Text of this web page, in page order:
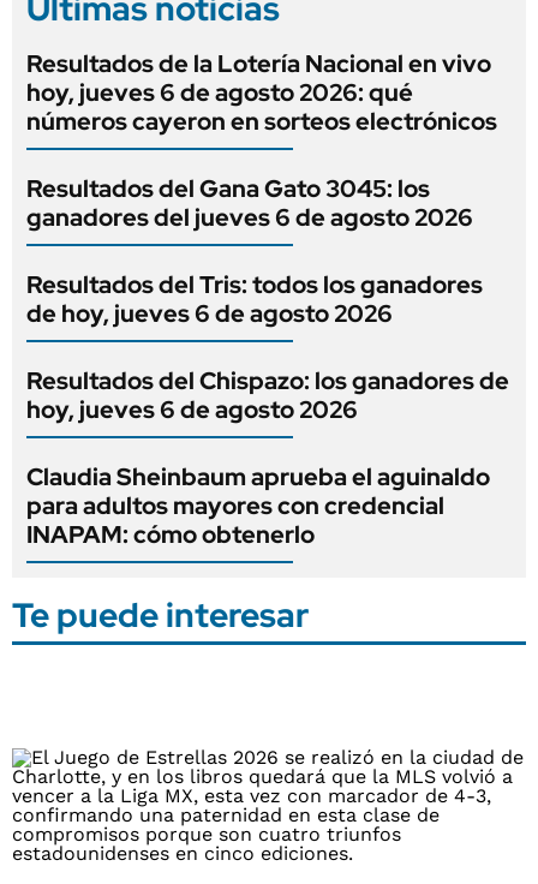
Resultados de la Lotería Nacional en vivo
hoy, jueves 6 de agosto 2026: qué
números cayeron en sorteos electrónicos
Resultados del Gana Gato 3045: los
ganadores del jueves 6 de agosto 2026
Resultados del Tris: todos los ganadores
de hoy, jueves 6 de agosto 2026
Resultados del Chispazo: los ganadores de
hoy, jueves 6 de agosto 2026
Claudia Sheinbaum aprueba el aguinaldo
para adultos mayores con credencial
INAPAM: cómo obtenerlo
Te puede interesar